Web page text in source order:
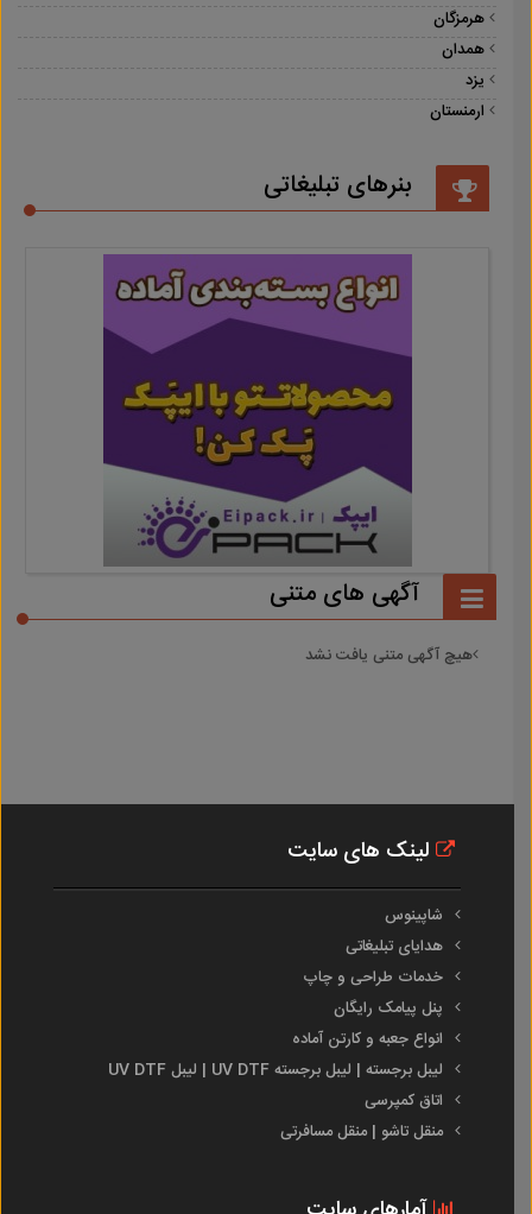
هرمزگان
همدان
یزد
ارمنستان
بنرهای تبلیغاتی
آگهی های متنی
هیچ آگهی متنی یافت نشد
لینک های سایت
شاپینوس
هدایای تبلیغاتی
خدمات طراحی و چاپ
پنل پیامک رایگان
انواع جعبه و کارتن آماده
لیبل برجسته | لیبل برجسته UV DTF | لیبل UV DTF
اتاق کمپرسی
منقل تاشو | منقل مسافرتی